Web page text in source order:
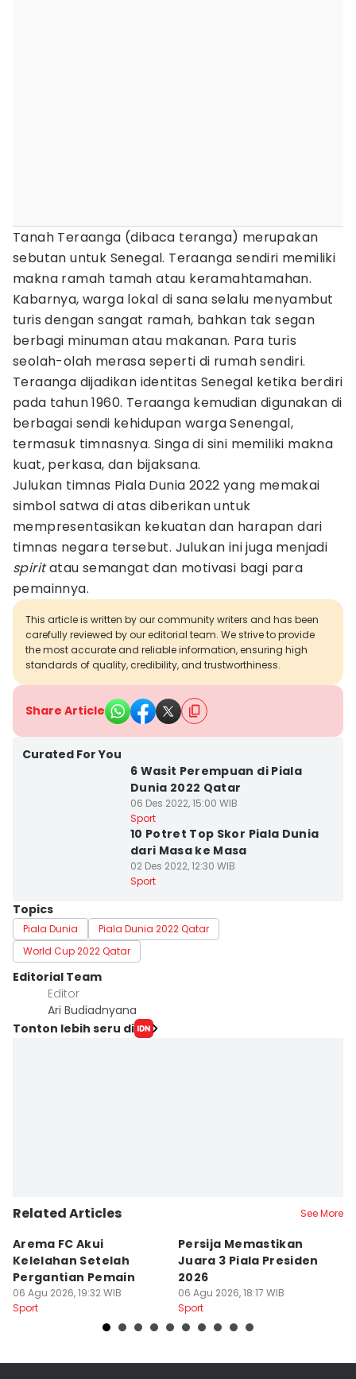
Tanah Teraanga (dibaca teranga) merupakan
sebutan untuk Senegal. Teraanga sendiri memiliki
makna ramah tamah atau keramahtamahan.
Kabarnya, warga lokal di sana selalu menyambut
turis dengan sangat ramah, bahkan tak segan
berbagi minuman atau makanan. Para turis
seolah-olah merasa seperti di rumah sendiri.
Teraanga dijadikan identitas Senegal ketika berdiri
pada tahun 1960. Teraanga kemudian digunakan di
berbagai sendi kehidupan warga Senengal,
termasuk timnasnya. Singa di sini memiliki makna
kuat, perkasa, dan bijaksana.
Julukan timnas Piala Dunia 2022 yang memakai
simbol satwa di atas diberikan untuk
mempresentasikan kekuatan dan harapan dari
timnas negara tersebut. Julukan ini juga menjadi
spiritatau semangat dan motivasi bagi para
pemainnya.
This article is written by our community writers and has been
carefully reviewed by our editorial team. We strive to provide
the most accurate and reliable information, ensuring high
standards of quality, credibility, and trustworthiness.
Share Article
Curated For You
6 Wasit Perempuan di Piala
Dunia 2022 Qatar
06 Des 2022, 15:00 WIB
Sport
10 Potret Top Skor Piala Dunia
dari Masa ke Masa
02 Des 2022, 12:30 WIB
Sport
Topics
Piala Dunia
Piala Dunia 2022 Qatar
World Cup 2022 Qatar
Editorial Team
Editor
Ari Budiadnyana
Tonton lebih seru di
Related Articles See More
Arema FC Akui
Kelelahan Setelah
Pergantian Pemain
06 Agu 2026, 19:32 WIB
Sport
Persija Memastikan
Juara 3 Piala Presiden
2026
06 Agu 2026, 18:17 WIB
Sport